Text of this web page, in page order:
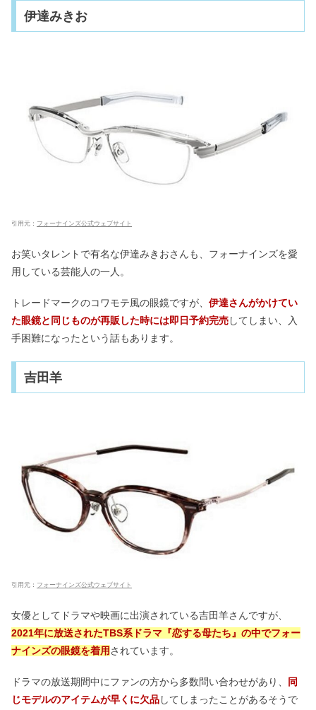
伊達みきお
引用元： フォーナインズ公式ウェブサイト
お笑いタレントで有名な伊達みきおさんも、フォーナインズを愛
用している芸能人の一人。
トレードマークのコワモテ風の眼鏡ですが、 伊達さんがかけてい
た眼鏡と同じものが再販した時には即日予約完売してしまい、入
手困難になったという話もあります。
吉田羊
引用元： フォーナインズ公式ウェブサイト
女優としてドラマや映画に出演されている吉田羊さんですが、
2021年に放送されたTBS系ドラマ『恋する母たち』の中でフォー
ナインズの眼鏡を着用 されています。
ドラマの放送期間中にファンの方から多数問い合わせがあり、
同
じモデルのアイテムが早くに欠品してしまったことがあるそうで